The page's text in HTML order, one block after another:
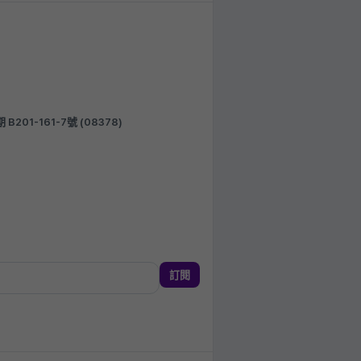
B201-161-7號 (08378)
訂閱